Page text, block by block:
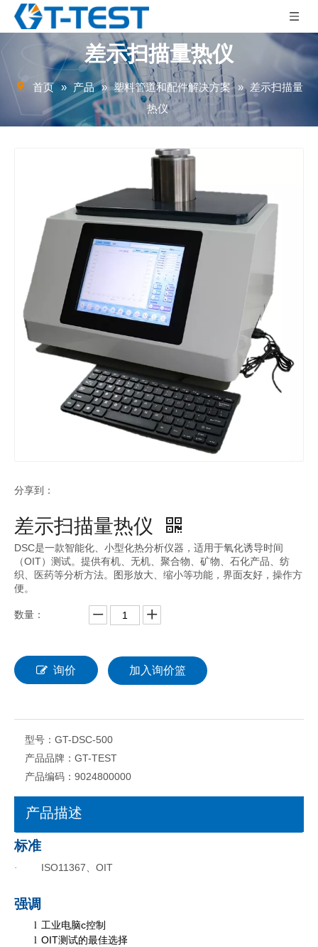
差示扫描量热仪
首页 » 产品 » 塑料管道和配件解决方案 » 差示扫描量
热仪
分享到：
差示扫描量热仪
DSC是一款智能化、小型化热分析仪器，适用于氧化诱导时间
（OIT）测试。提供有机、无机、聚合物、矿物、石化产品、纺
织、医药等分析方法。图形放大、缩小等功能，界面友好，操作方
便。
数量：
询价 加入询价篮
型号： GT-DSC-500
产品品牌： GT-TEST
产品编码： 9024800000
产品描述
标准
· ISO11367、OIT
强调
l 工业电脑c控制
l OIT测试的最佳选择